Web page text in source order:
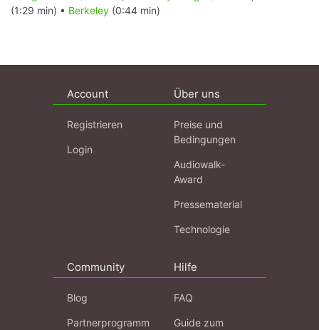
(1:29 min) • Berkeley (0:44 min)
Account
Registrieren
Login
Über uns
Preise und
Bedingungen
Audiowalk-
Award
Pressematerial
Technologie
Community
Blog
Partnerprogramm
Hilfe
FAQ
Guide zum